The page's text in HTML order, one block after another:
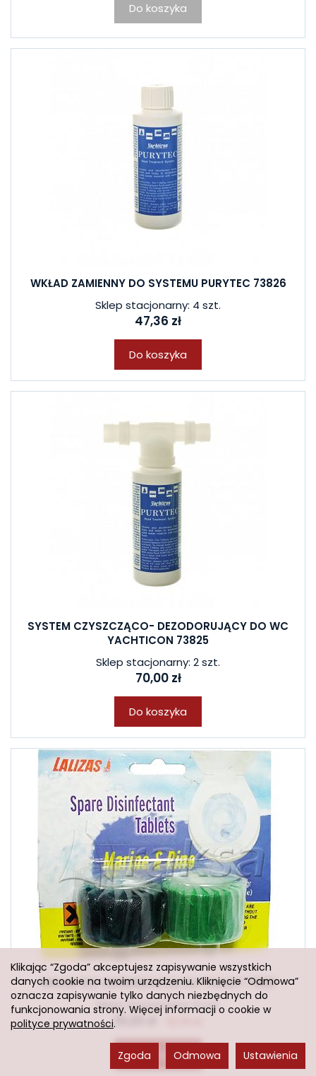
Do koszyka
WKŁAD ZAMIENNY DO SYSTEMU PURYTEC 73826
Sklep stacjonarny: 4 szt.
47,36 zł
Do koszyka
SYSTEM CZYSZCZĄCO- DEZODORUJĄCY DO WC
YACHTICON 73825
Sklep stacjonarny: 2 szt.
70,00 zł
Do koszyka
WKŁAD DO ODŚWIEŻACZA DO TOALET 73821
Sklep stacjonarny: 9 szt.
10,20 zł
Do koszyka
Klikając “Zgoda” akceptujesz zapisywanie wszystkich
danych cookie na twoim urządzeniu. Kliknięcie “Odmowa”
oznacza zapisywanie tylko danych niezbędnych do
funkcjonowania strony. Więcej informacji o cookie w
polityce prywatności.
Ustawienia
Odmowa
Zgoda